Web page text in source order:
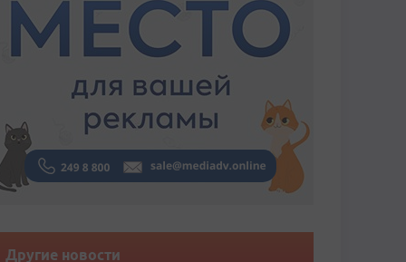
Другие новости